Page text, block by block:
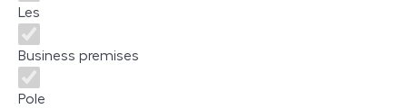
Les
Business premises
Pole